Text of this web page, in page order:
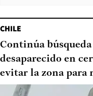
CHILE
Continúa
desaparecido en
evitar la zona para